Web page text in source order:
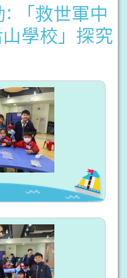
「救世軍中
學校」探究